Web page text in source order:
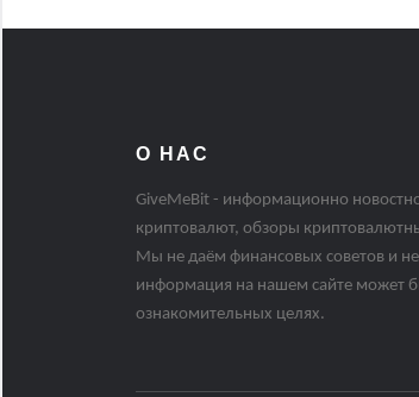
О НАС
GiveMeBit - информационно
криптовалют, обзоры
Мы не даём финансовых советов и
информация на нашем сайте может
ознакомительных целях.